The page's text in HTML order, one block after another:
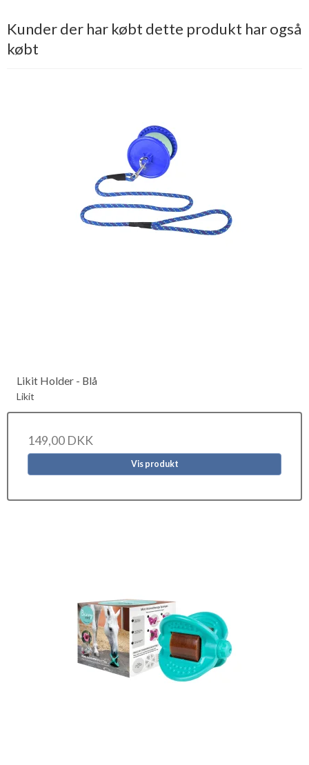
Kunder der har købt dette produkt har også
købt
Likit Holder - Blå
Likit
149,00 DKK
Vis produkt